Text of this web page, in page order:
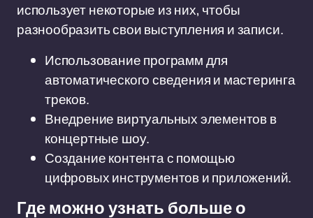
использует некоторые из них, чтобы
разнообразить свои выступления и записи.
Использование программ для
автоматического сведения и мастеринга
треков.
Внедрение виртуальных элементов в
концертные шоу.
Создание контента с помощью
цифровых инструментов и приложений.
Где можно узнать больше о